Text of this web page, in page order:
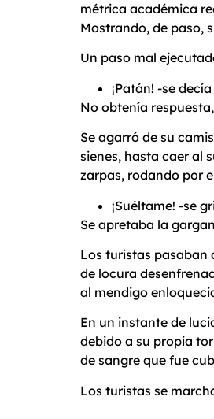
métrica académica
Mostrando, de paso,
Un paso mal
¡Patán! -se
No obtenía
Se agarró de su
sienes, hasta caer al
zarpas, rodando por
¡Suéltame! -se
Se apretaba la
Los turistas pasaban
de locura
al mendigo
En un instante de
debido a su propia
de sangre que fue
Los turistas se